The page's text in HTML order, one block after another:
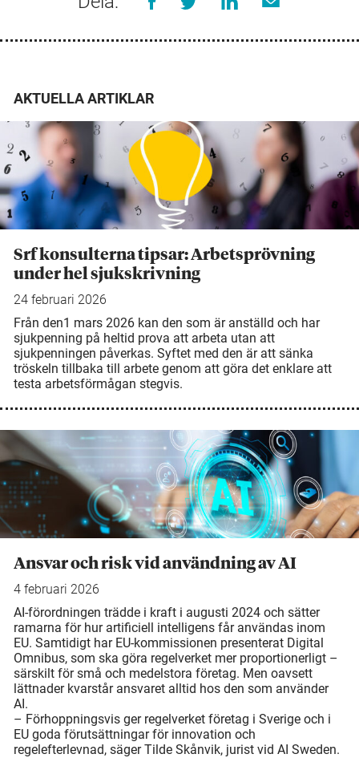
AKTUELLA ARTIKLAR
Srf konsulterna tipsar: Arbetsprövning
under hel sjukskrivning
24 februari 2026
Från den1 mars 2026 kan den som är anställd och har
sjukpenning på heltid prova att arbeta utan att
sjukpenningen påverkas. Syftet med den är att sänka
tröskeln tillbaka till arbete genom att göra det enklare att
testa arbetsförmågan stegvis.
Ansvar och risk vid användning av AI
4 februari 2026
AI-förordningen trädde i kraft i augusti 2024 och sätter
ramarna för hur artificiell intelligens får användas inom
EU. Samtidigt har EU-kommissionen presenterat Digital
Omnibus, som ska göra regelverket mer proportionerligt –
särskilt för små och medelstora företag. Men oavsett
lättnader kvarstår ansvaret alltid hos den som använder
AI.
– Förhoppningsvis ger regelverket företag i Sverige och i
EU goda förutsättningar för innovation och
regelefterlevnad, säger Tilde Skånvik, jurist vid AI Sweden.